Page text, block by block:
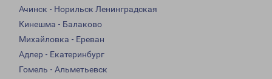
Ачинск - Норильск Ленинградская
Кинешма - Балаково
Михайловка - Ереван
Адлер - Екатеринбург
Гомель - Альметьевск